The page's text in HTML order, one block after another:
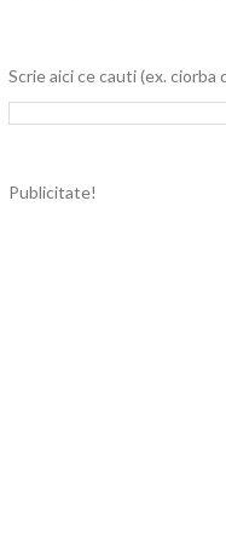
Scrie aici ce cauti (ex. ciorba
Publicitate!